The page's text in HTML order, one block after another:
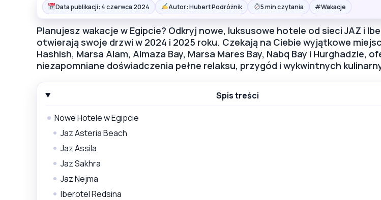
Data publikacji: 4 czerwca 2024 Autor: Hubert Podróżnik 5 min czytania #Wakacje
Planujesz wakacje w Egipcie? Odkryj nowe, luksusowe hotele od sieci JAZ i
otwierają swoje drzwi w 2024 i 2025 roku. Czekają na Ciebie wyjątkowe
Hashish, Marsa Alam, Almaza Bay, Marsa Mares Bay, Nabq Bay i Hurghadzie,
niezapomniane doświadczenia pełne relaksu, przygód i wykwintnych
Spis treści
Nowe Hotele w Egipcie
Jaz Asteria Beach
Jaz Assila
Jaz Sakhra
Jaz Nejma
Iberotel Redsina